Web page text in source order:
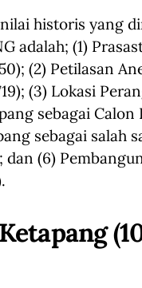
historis yang
adalah; (1)
(2) Petilasan
(3) Lokasi
sebagai
sebagai salah
dan (6)